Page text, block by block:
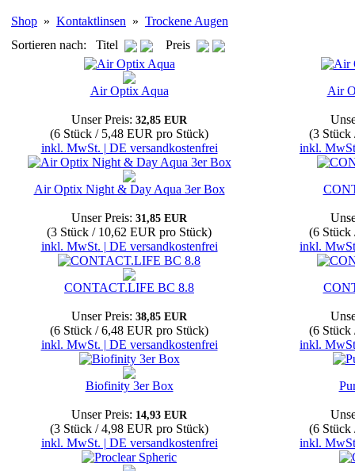
Shop » Kontaktlinsen » Trockene Augen
Sortieren nach: Titel
Preis
Air Optix Aqua
Unser Preis: 32,85 EUR
(6 Stück / 5,48 EUR pro Stück)
inkl. MwSt. | DE versandkostenfrei
Air
(3 Stück
inkl.
Air Optix Night & Day Aqua 3er Box
Unser Preis: 31,85 EUR
(3 Stück / 10,62 EUR pro Stück)
inkl. MwSt. | DE versandkostenfrei
(6 Stück
inkl.
CONTACT.LIFE BC 8.8
Unser Preis: 38,85 EUR
(6 Stück / 6,48 EUR pro Stück)
inkl. MwSt. | DE versandkostenfrei
(6 Stück
inkl.
Biofinity 3er Box
Unser Preis: 14,93 EUR
(3 Stück / 4,98 EUR pro Stück)
inkl. MwSt. | DE versandkostenfrei
(6 Stück
inkl.